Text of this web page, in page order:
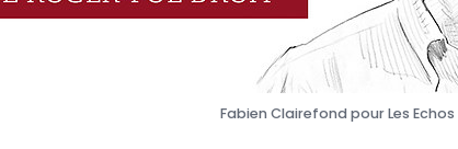
Fabien Clairefond pour Les Echos